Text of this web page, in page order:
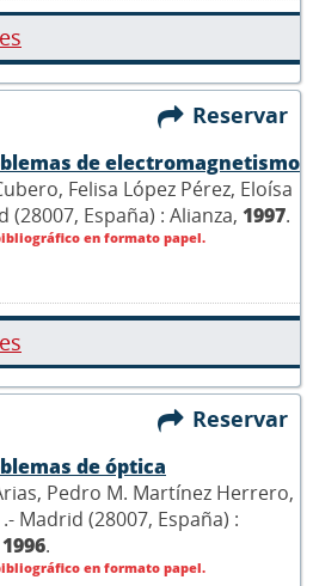
Reservar
de electromagnetismo
Felisa López Pérez, Eloísa
(28007, España) : Alianza, 1997.
en formato papel.
Reservar
de óptica
Pedro M. Martínez Herrero,
Madrid (28007, España) :
1996.
en formato papel.